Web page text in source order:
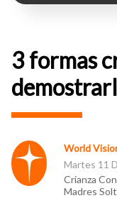
3 formas
World
Martes 11
Crianza
Madres